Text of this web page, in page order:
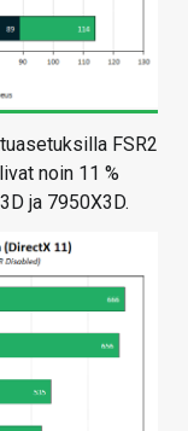
FSR2
noin 11 %
ja 7950X3D.